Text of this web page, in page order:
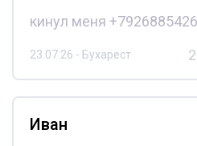
кинул меня
23.07.26 - Бухарест
Иван